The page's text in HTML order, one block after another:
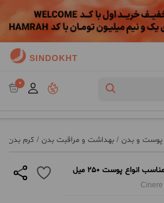
SINDOKHT
0
پوست و بدن / بهداشت و مراقبت بدن / کرم بدن
انواع پوست 250 میل
Cinere